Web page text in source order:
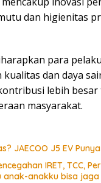
dan higienitas
para
dan daya
lebih
masyarakat.
JAECOO J5 EV
IRET, TCC,
anak-anakku bisa